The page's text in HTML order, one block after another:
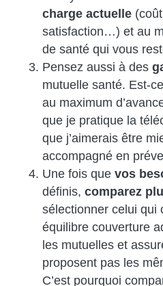
charge actuelle
satisfaction…) et au
de santé qui vous
Pensez aussi à des
mutuelle santé. Est-
au maximum
que je pratique la
que j’aimerais être
accompagné en
Une fois quevos
définis,comparez
sélectionner celui qui
équilibre couverture
les mutuelles et
proposent pas les
C’est pourquoi